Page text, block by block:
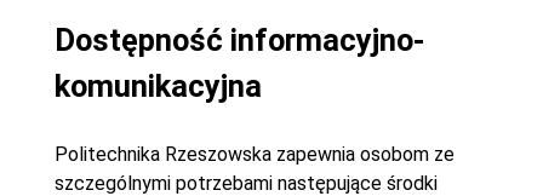
Dostępność informacyjno-
komunikacyjna
Politechnika Rzeszowska zapewnia osobom ze
szczególnymi potrzebami następujące środki